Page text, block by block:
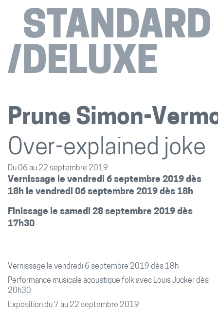
Prune Simon-
Over-explained joke
Du 06 au 22 septembre 2019
Vernissage le vendredi 6 septembre 2019 dès
18h le vendredi 06 septembre 2019 dès 18h
Finissage le samedi 28 septembre 2019 dès
17h30
Vernissage le vendredi 6 septembre 2019 dès 18h
Performance musicale acoustique folk avec Louis Jucker dès
20h30
Exposition du 7 au 22 septembre 2019